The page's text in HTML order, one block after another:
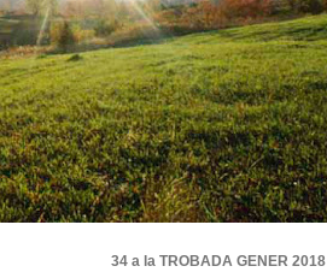
34 a la TROBADA GENER 2018